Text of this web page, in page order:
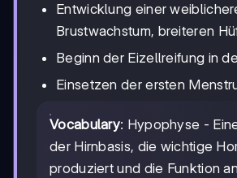
Entwicklung einer
Brustwachstum, breiteren
Beginn der Eizellreifung in
Einsetzen der ersten
Vocabulary: Hypophyse -
der Hirnbasis, die wichtige
produziert und die Funktion